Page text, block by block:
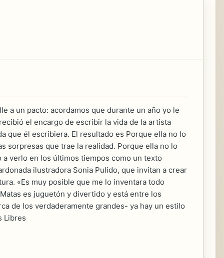
a un pacto: acordamos que durante un año yo le
el encargo de escribir la vida de la artista
que él escribiera. El resultado es Porque ella no lo
sorpresas que trae la realidad. Porque ella no lo
verlo en los últimos tiempos como un texto
ilustradora Sonia Pulido, que invitan a crear
«Es muy posible que me lo inventara todo
es juguetón y divertido y está entre los
de los verdaderamente grandes- ya hay un estilo
Libres